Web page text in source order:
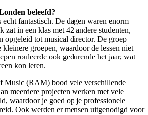
beleefd?
fantastisch. De dagen waren enorm
zat in een klas met 42 andere studenten,
opgeleid tot musical director. De groep
groepen, waardoor de lessen niet
rouleerde ook gedurende het jaar, wat
kon leren.
Music (RAM) bood vele verschillende
meerdere projecten werken met vele
waardoor je goed op je professionele
Ook werden er mensen uitgenodigd voor